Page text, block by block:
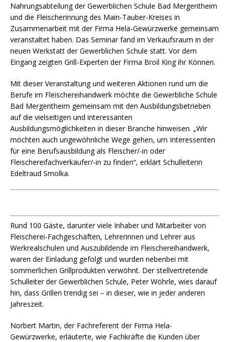
Nahrungsabteilung der Gewerblichen Schule Bad Mergentheim
und die Fleischerinnung des Main-Tauber-Kreises in
Zusammenarbeit mit der Firma Hela-Gewürzwerke gemeinsam
veranstaltet haben. Das Seminar fand im Verkaufsraum in der
neuen Werkstatt der Gewerblichen Schule statt. Vor dem
Eingang zeigten Grill-Experten der Firma Broil King ihr Können.
Mit dieser Veranstaltung und weiteren Aktionen rund um die
Berufe im Fleischereihandwerk möchte die Gewerbliche Schule
Bad Mergentheim gemeinsam mit den Ausbildungsbetrieben
auf die vielseitigen und interessanten
Ausbildungsmöglichkeiten in dieser Branche hinweisen. „Wir
möchten auch ungewöhnliche Wege gehen, um Interessenten
für eine Berufsausbildung als Fleischer/-in oder
Fleischereifachverkäufer/-in zu finden“, erklärt Schulleiterin
Edeltraud Smolka.
Rund 100 Gäste, darunter viele Inhaber und Mitarbeiter von
Fleischerei-Fachgeschäften, Lehrerinnen und Lehrer aus
Werkrealschulen und Auszubildende im Fleischereihandwerk,
waren der Einladung gefolgt und wurden nebenbei mit
sommerlichen Grillprodukten verwöhnt. Der stellvertretende
Schulleiter der Gewerblichen Schule, Peter Wöhrle, wies darauf
hin, dass Grillen trendig sei – in dieser, wie in jeder anderen
Jahreszeit.
Norbert Martin, der Fachreferent der Firma Hela-
Gewürzwerke, erläuterte, wie Fachkräfte die Kunden über